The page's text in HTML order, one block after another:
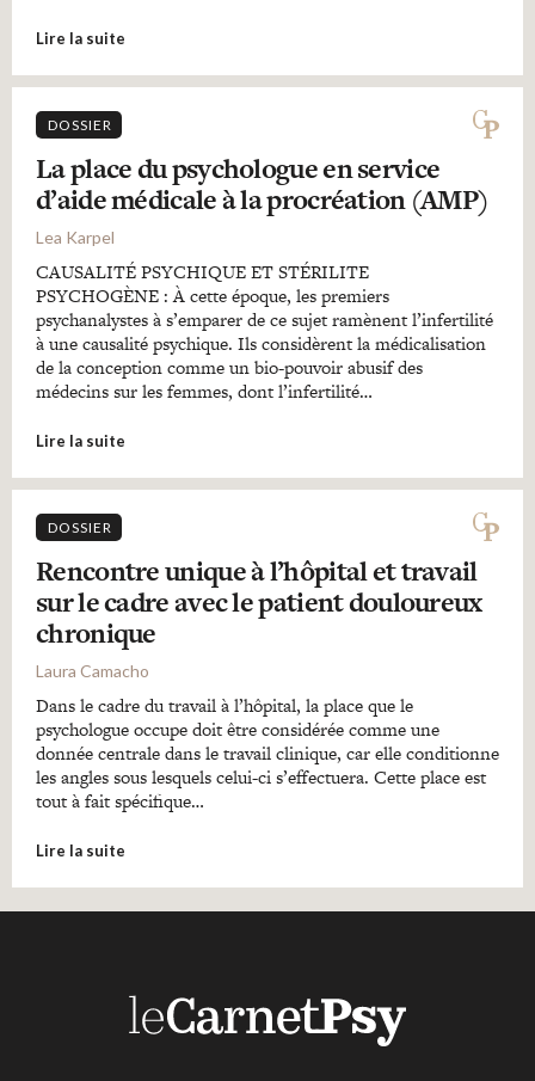
Lire la suite
DOSSIER
La place du psychologue en service
d’aide médicale à la procréation (AMP)
Lea Karpel
CAUSALITÉ PSYCHIQUE ET STÉRILITE
PSYCHOGÈNE : À cette époque, les premiers
psychanalystes à s’emparer de ce sujet ramènent l’infertilité
à une causalité psychique. Ils considèrent la médicalisation
de la conception comme un bio-pouvoir abusif des
médecins sur les femmes, dont l’infertilité…
Lire la suite
DOSSIER
Rencontre unique à l’hôpital et travail
sur le cadre avec le patient douloureux
chronique
Laura Camacho
Dans le cadre du travail à l’hôpital, la place que le
psychologue occupe doit être considérée comme une
donnée centrale dans le travail clinique, car elle conditionne
les angles sous lesquels celui-ci s’effectuera. Cette place est
tout à fait spécifique…
Lire la suite